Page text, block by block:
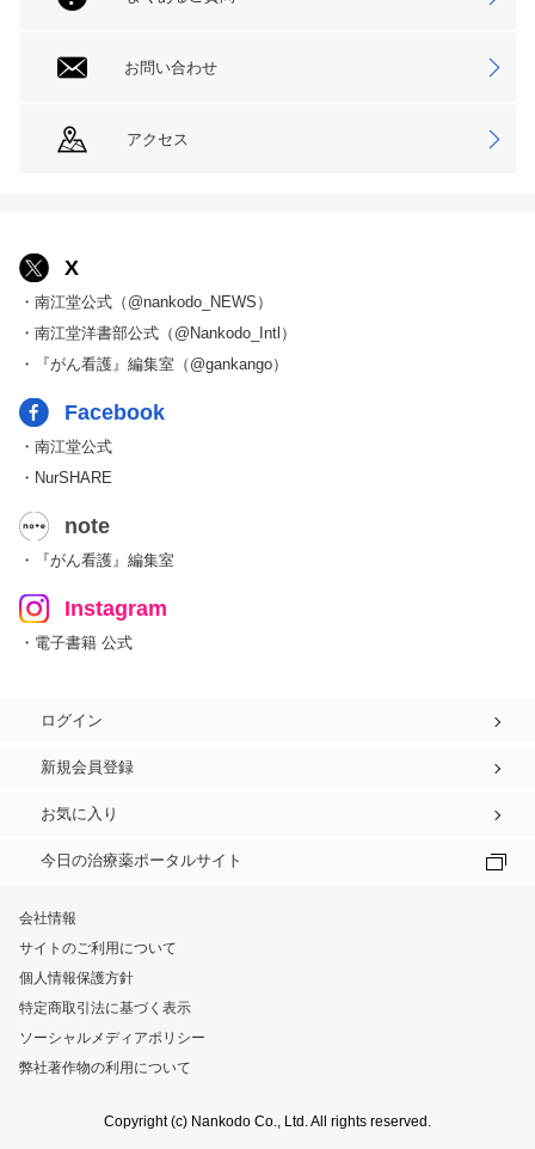
お問い合わせ
アクセス
X
・南江堂公式（@nankodo_NEWS）
・南江堂洋書部公式（@Nankodo_Intl）
・『がん看護』編集室（@gankango）
Facebook
・南江堂公式
・NurSHARE
note
・『がん看護』編集室
Instagram
・電子書籍 公式
ログイン
新規会員登録
お気に入り
今日の治療薬ポータルサイト
会社情報
サイトのご利用について
個人情報保護方針
特定商取引法に基づく表示
ソーシャルメディアポリシー
弊社著作物の利用について
Copyright (c) Nankodo Co., Ltd. All rights reserved.